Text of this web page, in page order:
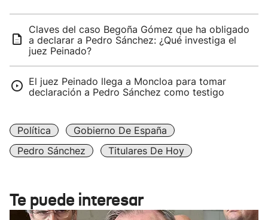
Claves del caso Begoña Gómez que ha obligado
a declarar a Pedro Sánchez: ¿Qué investiga el
juez Peinado?
El juez Peinado llega a Moncloa para tomar
declaración a Pedro Sánchez como testigo
Política
Gobierno De España
Pedro Sánchez
Titulares De Hoy
Te puede interesar